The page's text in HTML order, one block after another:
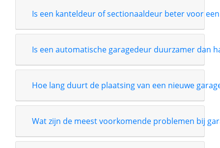
Is een kanteldeur of sectionaaldeur beter voor
Is een automatische garagedeur duurzamer dan
Hoe lang duurt de plaatsing van een nieuwe
Wat zijn de meest voorkomende problemen bij